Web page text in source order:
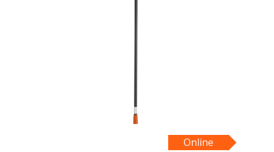
Online